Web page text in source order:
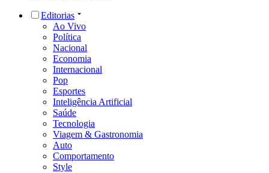
Editorias
Ao Vivo
Política
Nacional
Economia
Internacional
Pop
Esportes
Inteligência Artificial
Saúde
Tecnologia
Viagem & Gastronomia
Auto
Comportamento
Style